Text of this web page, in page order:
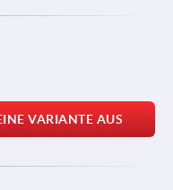
VARIANTE AUS